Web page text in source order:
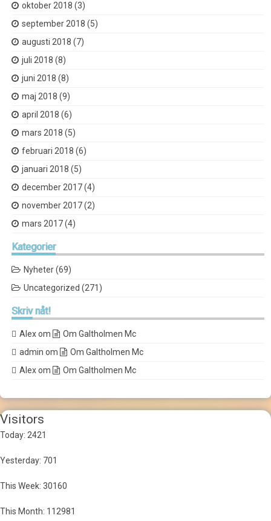
oktober 2018 (3)
september 2018 (5)
augusti 2018 (7)
juli 2018 (8)
juni 2018 (8)
maj 2018 (9)
april 2018 (6)
mars 2018 (5)
februari 2018 (6)
januari 2018 (5)
december 2017(4)
november 2017(2)
mars 2017(4)
Kategorier
Nyheter(69)
Uncategorized (271)
Skrivnåt!
Alexom
Om Galtholmen Mc
admin om
Om Galtholmen Mc
Alexom Om Galtholmen Mc
Visitors
Today: 2421
Yesterday: 701
This Week: 30160
This Month: 112981